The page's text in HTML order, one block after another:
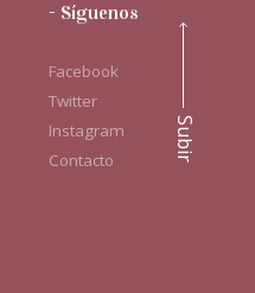
- Síguenos
Facebook
Twitter
Instagram
Contacto
Subir